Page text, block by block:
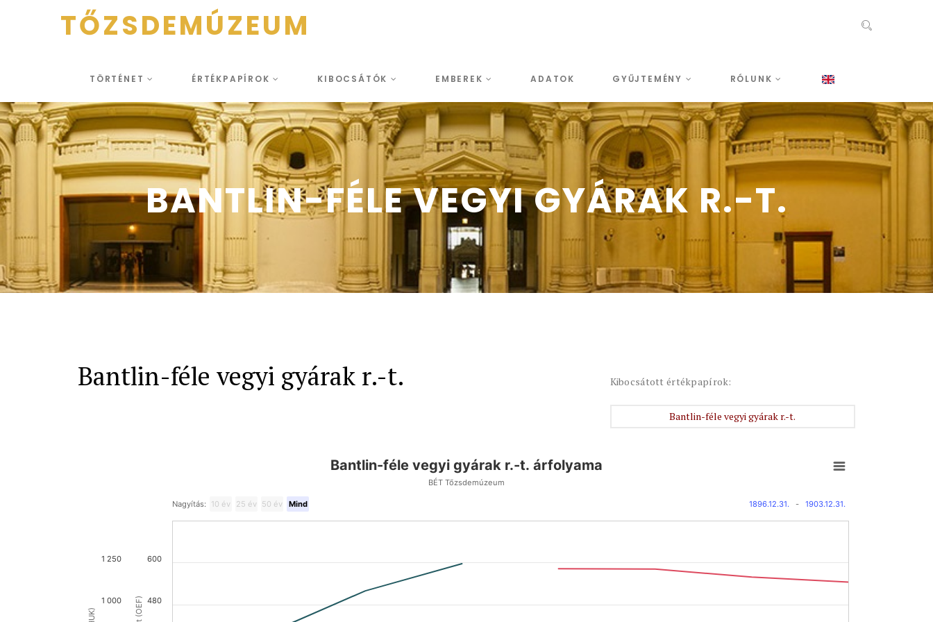
TŐZSDEMÚZEUM
TÖRTÉNET ÉRTÉKPAPÍROK KIBOCSÁTÓK EMBEREK ADATOK GYŰJTEMÉNY RÓLUNK
BANTLIN-FÉLE VEGYI GYÁRAK R.-T.
Bantlin-féle vegyi gyárak r.-t. Kibocsátott értékpapírok:
Bantlin-féle vegyi gyárak r.-t.
Bantlin-féle vegyi gyárak r.-t. árfolyama
BÉT Tőzsdemúzeum
Nagyítás: 10 év 25 év 50 év Mind 1896.12.31. - 1903.12.31.
480
600
1 000
1 250